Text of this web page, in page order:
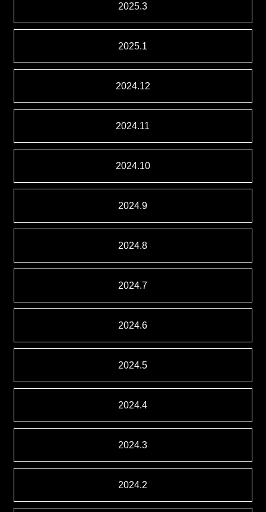
2025.3
2025.1
2024.12
2024.11
2024.10
2024.9
2024.8
2024.7
2024.6
2024.5
2024.4
2024.3
2024.2